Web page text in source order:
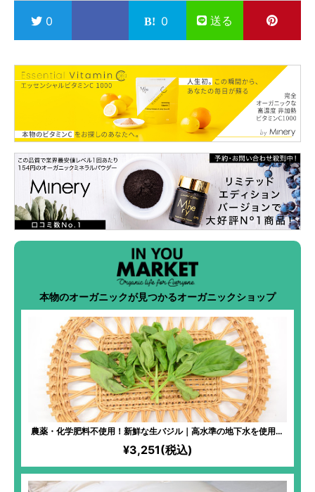
0 0 送る
本物のオーガニックが見つかるオーガニックショップ
農薬・化学肥料不使用！新鮮な生バジル｜高水準の地下水を使用！
ハーブ初心者でも気軽に楽しめる、アレンジ自在なフレッシュバジ
ル！スイーツ、パスタソース、オムレスと大活躍！
¥3,251(税込)